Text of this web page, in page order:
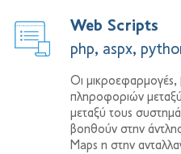
Web Scripts
php, aspx,
Οι μικροεφαρμογές,
πληροφοριών
μεταξύ τους
βοηθούν στην
Maps η στην